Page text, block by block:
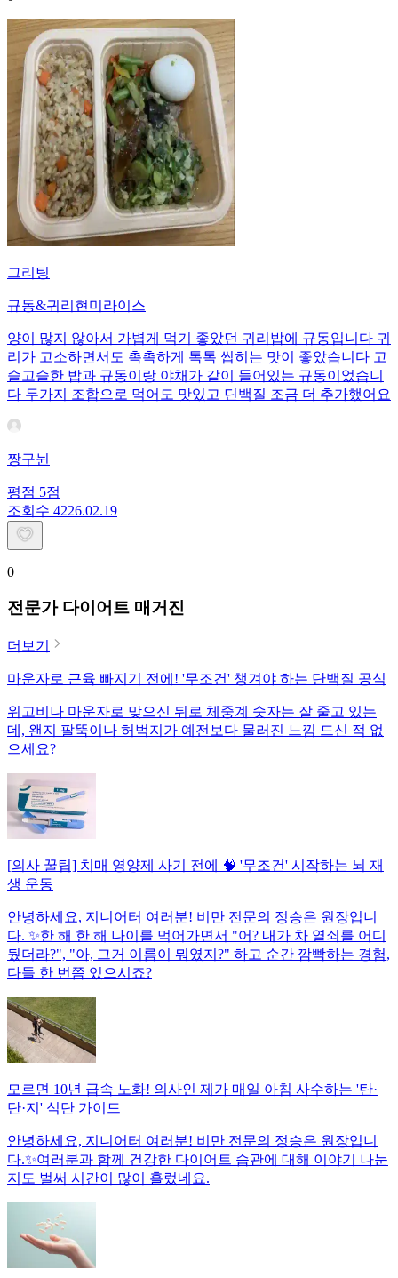
그리팅
규동&귀리현미라이스
양이 많지 않아서 가볍게 먹기 좋았던 귀리밥에 규동입니다 귀
리가 고소하면서도 촉촉하게 톡톡 씹히는 맛이 좋았습니다 고
슬고슬한 밥과 규동이랑 야채가 같이 들어있는 규동이었습니
다 두가지 조합으로 먹어도 맛있고 딘백질 조금 더 추가했어요
짱구뉜
평점 5점
조회수 4226.02.19
0
전문가 다이어트 매거진
더보기
마운자로 근육 빠지기 전에! '무조건' 챙겨야 하는 단백질 공식
위고비나 마운자로 맞으신 뒤로 체중계 숫자는 잘 줄고 있는
데, 왠지 팔뚝이나 허벅지가 예전보다 물러진 느낌 드신 적 없
으세요?
[의사 꿀팁] 치매 영양제 사기 전에 🧠 '무조건' 시작하는 뇌 재
생 운동
안녕하세요, 지니어터 여러분! 비만 전문의 정승은 원장입니
다. ✨한 해 한 해 나이를 먹어가면서 "어? 내가 차 열쇠를 어디
뒀더라?", "아, 그거 이름이 뭐였지?" 하고 순간 깜빡하는 경험,
다들 한 번쯤 있으시죠?
모르면 10년 급속 노화! 의사인 제가 매일 아침 사수하는 '탄·
단·지' 식단 가이드
안녕하세요, 지니어터 여러분! 비만 전문의 정승은 원장입니
다.✨여러분과 함께 건강한 다이어트 습관에 대해 이야기 나눈
지도 벌써 시간이 많이 흘렀네요.